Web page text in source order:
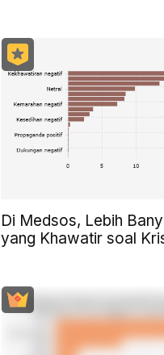
Di Medsos, Lebih
yang Khawatir soal